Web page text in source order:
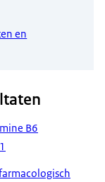
en
B6